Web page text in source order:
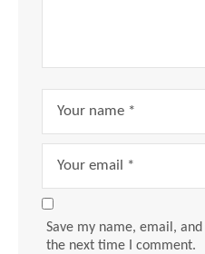
Save my name, email,
the next time I comment.